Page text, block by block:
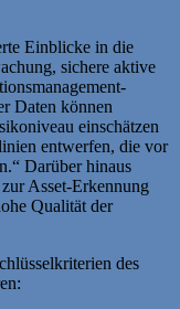
Einblicke in die
sichere aktive
Daten können
einschätzen
entwerfen, die vor
Darüber hinaus
Asset-Erkennung
Qualität der
des